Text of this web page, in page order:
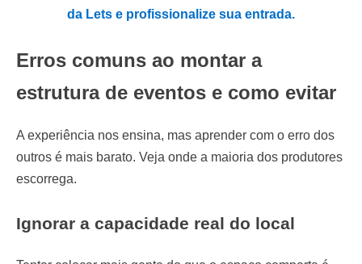
da Lets e profissionalize sua entrada.
Erros comuns ao montar a
estrutura de eventos e como evitar
A experiência nos ensina, mas aprender com o erro dos
outros é mais barato. Veja onde a maioria dos produtores
escorrega.
Ignorar a capacidade real do local